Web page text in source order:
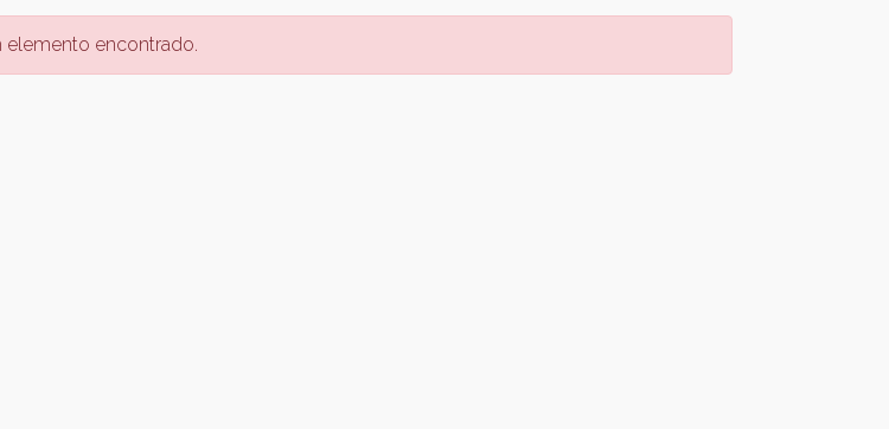
elemento encontrado.